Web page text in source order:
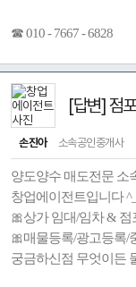
☎ 010 - 7667 - 6828
[답변] 점
손진아 소속공인중개사
양도양수 매도전문 소
창업에이전트입니다
🎀상가 임대/임차 &
🎀매물등록/광고등록/
궁금하신점 무엇이든